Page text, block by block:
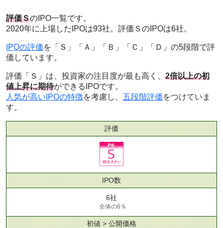
評価ＳのIPO一覧です。
2020年に上場したIPOは93社。評価ＳのIPOは6社。
IPOの評価を「Ｓ」「Ａ」「Ｂ」「Ｃ」「Ｄ」の5段階で評
価しています。
評価「Ｓ」は、投資家の注目度が最も高く、 2倍以上の初
値上昇に期待ができるIPOです。
人気が高いIPOの特徴を考慮し、 五段階評価をつけていま
す。
評価
IPO数
6社
全体の6％
初値 > 公開価格